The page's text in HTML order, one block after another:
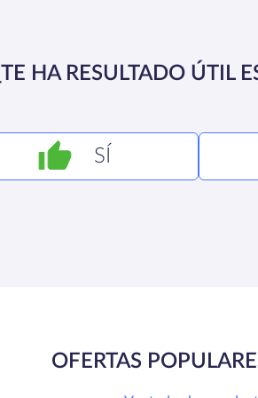
HA RESULTADO ÚTIL
SÍ
OFERTAS